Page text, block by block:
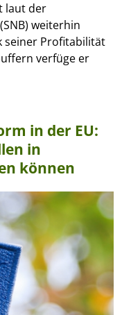
laut der
weiterhin
seiner Profitabilität
verfüge er
in der EU:
in
können